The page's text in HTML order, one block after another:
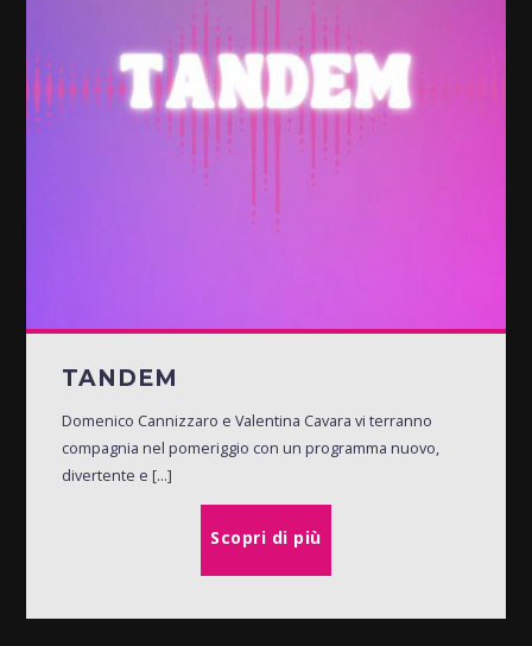
TANDEM
Domenico Cannizzaro e Valentina Cavara vi terranno
compagnia nel pomeriggio con un programma nuovo,
divertente e [...]
Scopri di più